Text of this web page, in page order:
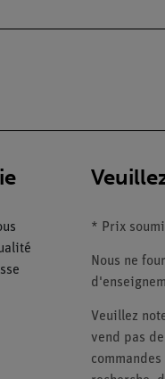
* Prix
Nous ne
Veuillez
vend pas